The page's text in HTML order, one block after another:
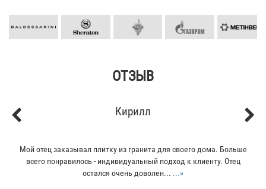
ОТЗЫВ
Кирилл
Мой отец заказывал плитку из гранита для своего дома. Больше
всего понравилось - индивидуальный подход к клиенту. Отец
остался очень доволен... ...»